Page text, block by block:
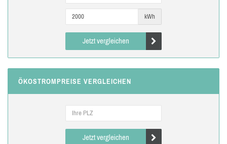
kWh
Jetzt vergleichen
ÖKOSTROMPREISE VERGLEICHEN
Jetzt vergleichen